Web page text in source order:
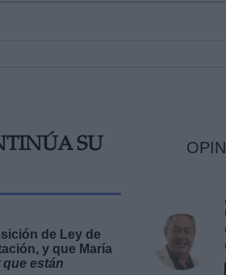
SU
de Ley de
y que María
están